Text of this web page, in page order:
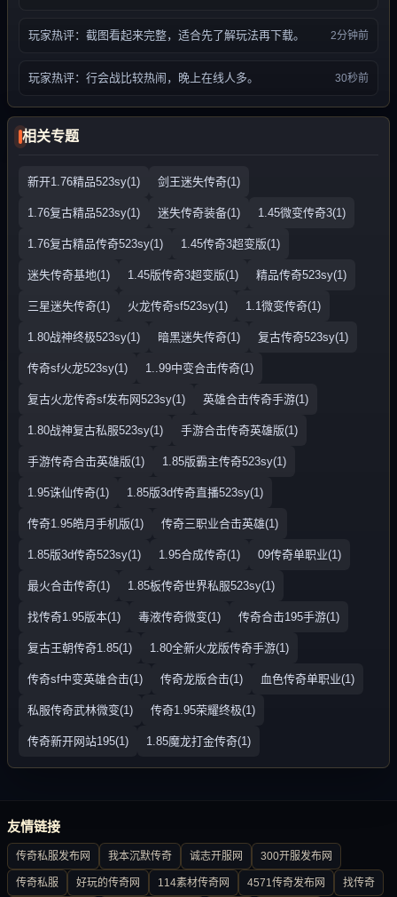
玩家热评：截图看起来完整，适合先了解玩法再下载。 2分钟前
玩家热评：行会战比较热闹，晚上在线人多。 30秒前
相关专题
新开1.76精品523sy(1) 剑王迷失传奇(1)
1.76复古精品523sy(1) 迷失传奇装备(1) 1.45微变传奇3(1)
1.76复古精品传奇523sy(1) 1.45传奇3超变版(1)
迷失传奇基地(1) 1.45版传奇3超变版(1) 精品传奇523sy(1)
三星迷失传奇(1) 火龙传奇sf523sy(1) 1.1微变传奇(1)
1.80战神终极523sy(1) 暗黑迷失传奇(1) 复古传奇523sy(1)
传奇sf火龙523sy(1) 1..99中变合击传奇(1)
复古火龙传奇sf发布网523sy(1) 英雄合击传奇手游(1)
1.80战神复古私服523sy(1) 手游合击传奇英雄版(1)
手游传奇合击英雄版(1) 1.85版霸主传奇523sy(1)
1.95诛仙传奇(1) 1.85版3d传奇直播523sy(1)
传奇1.95皓月手机版(1) 传奇三职业合击英雄(1)
1.85版3d传奇523sy(1) 1.95合成传奇(1) 09传奇单职业(1)
最火合击传奇(1) 1.85板传奇世界私服523sy(1)
找传奇1.95版本(1) 毒液传奇微变(1) 传奇合击195手游(1)
复古王朝传奇1.85(1) 1.80全新火龙版传奇手游(1)
传奇sf中变英雄合击(1) 传奇龙版合击(1) 血色传奇单职业(1)
私服传奇武林微变(1) 传奇1.95荣耀终极(1)
传奇新开网站195(1) 1.85魔龙打金传奇(1)
友情链接
传奇私服发布网 我本沉默传奇 诚志开服网 300开服发布网
传奇私服 好玩的传奇网 114素材传奇网 4571传奇发布网 找传奇